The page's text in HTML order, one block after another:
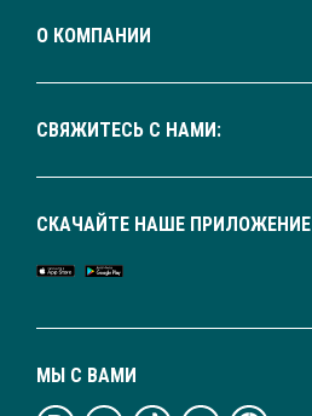
О КОМПАНИИ
СВЯЖИТЕСЬ С НАМИ:
МЫ С ВАМИ
СКАЧАЙТЕ НАШЕ ПРИЛОЖЕНИЕ